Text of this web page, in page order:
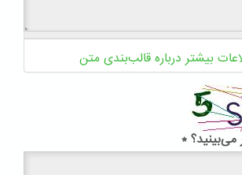
بیشتر درباره قالب‌بندی متن
*